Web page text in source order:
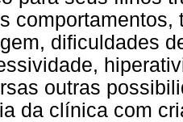
dificuldades
outras
da clínica com